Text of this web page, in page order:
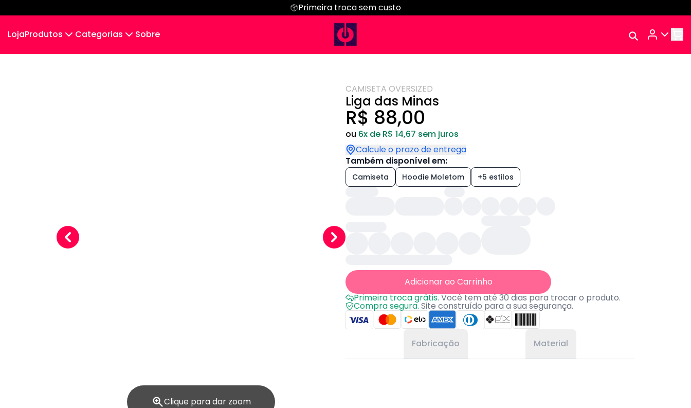
Primeira troca sem custo
LojaProdutos
Camiseta
Camiseta Infantil Regata
Cropped
Categorias
Tradicionais
Sobre
Rastrear Meu
Clique para dar zoom
CAMISETA OVERSIZED
Liga das Minas
R$ 88,00
ou 6x de R$ 14,67 sem juros
Calcule o prazo de entrega
Também disponível em:
Camiseta Hoodie Moletom +5 estilos
Adicionar ao Carrinho
Primeira troca grátis.Você tem até 30 dias para trocar o produto.
Compra segura.Site construído para a sua segurança.
Fabricação Material